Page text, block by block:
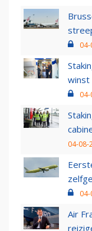
winst
04-08-
Air